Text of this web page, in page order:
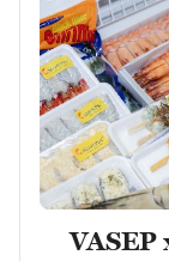
VASEP